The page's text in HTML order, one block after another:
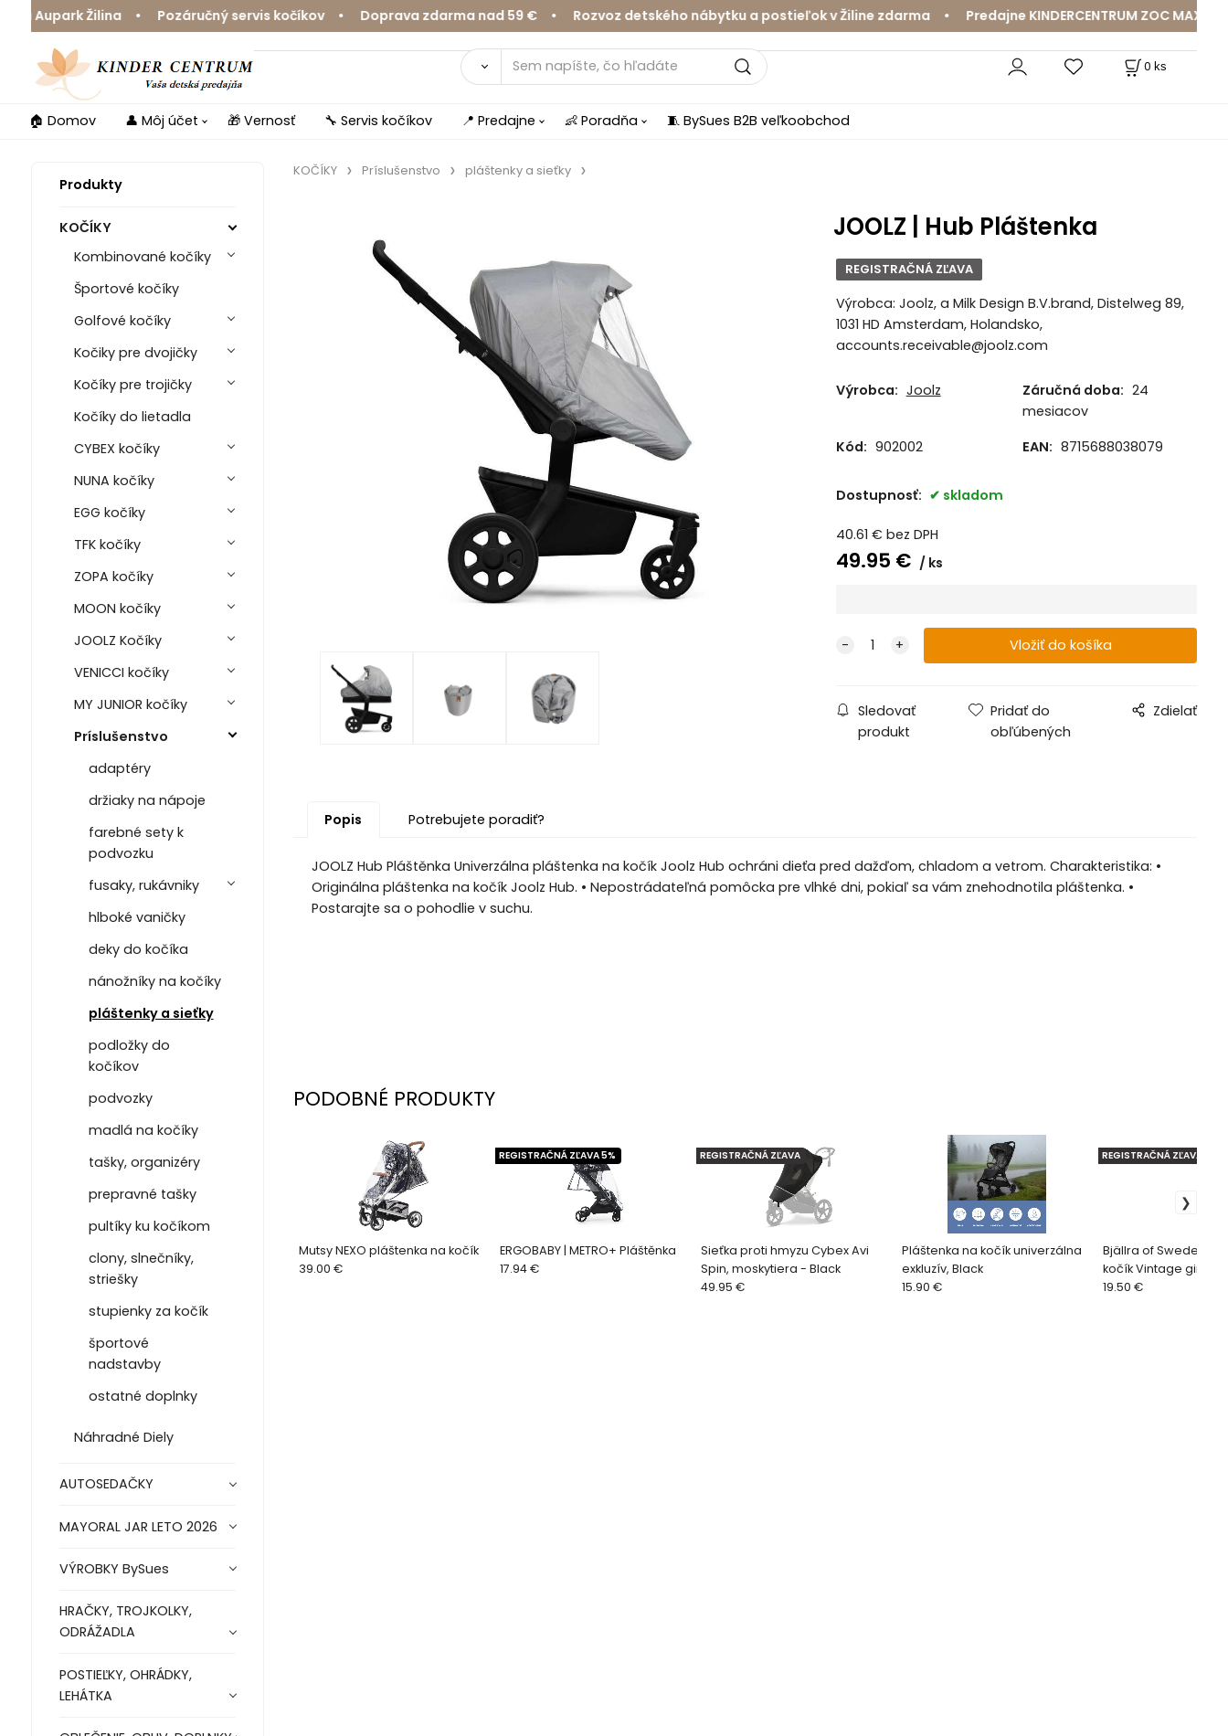
Aupark Žilina • Pozáručný servis kočíkov • Doprava zdarma nad 59 € • Rozvoz detského nábytku a postieľok v Žiline zdarma • Predajne KINDERCENTRUM ZOC MAX a
0 ks
🏠 Domov 👤 Môj účet 🎁 Vernosť 🔧 Servis kočíkov 📍 Predajne 👶 Poradňa 🧵 BySues B2B veľkoobchod
Produkty
KOČÍKY
Kombinované kočíky
Športové kočíky
Golfové kočíky
Kočiky pre dvojičky
Kočíky pre trojičky
Kočíky do lietadla
CYBEX kočíky
NUNA kočíky
EGG kočíky
TFK kočíky
ZOPA kočíky
MOON kočíky
JOOLZ Kočíky
VENICCI kočíky
MY JUNIOR kočíky
Príslušenstvo
adaptéry
držiaky na nápoje
farebné sety k
podvozku
fusaky, rukávniky
hlboké vaničky
deky do kočíka
nánožníky na kočíky
pláštenky a sieťky
podložky do
kočíkov
podvozky
madlá na kočíky
tašky, organizéry
prepravné tašky
pultíky ku kočíkom
clony, slnečníky,
striešky
stupienky za kočík
športové
nadstavby
ostatné doplnky
Náhradné Diely
AUTOSEDAČKY
MAYORAL JAR LETO 2026
VÝROBKY BySues
HRAČKY, TROJKOLKY,
ODRÁŽADLA
POSTIEĽKY, OHRÁDKY,
LEHÁTKA
KOČÍKY Príslušenstvo pláštenky a sieťky
JOOLZ | Hub Pláštenka
REGISTRAČNÁ ZĽAVA
Výrobca: Joolz, a Milk Design B.V.brand, Distelweg 89,
1031 HD Amsterdam, Holandsko,
accounts.receivable@joolz.com
Výrobca: Joolz Záručná doba: 24
mesiacov
Kód: 902002 EAN: 8715688038079
Dostupnosť: skladom
40.61 € bez DPH
49.95 € ks
Sledovať
produkt
Pridať do
obľúbených
Zdielať
Popis Potrebujete poradiť?
JOOLZ Hub Pláštěnka Univerzálna pláštenka na kočík Joolz Hub ochráni dieťa pred dažďom, chladom a vetrom. Charakteristika: •
Originálna pláštenka na kočík Joolz Hub. • Nepostrádateľná pomôcka pre vlhké dni, pokiaľ sa vám znehodnotila pláštenka. •
Postarajte sa o pohodlie v suchu.
PODOBNÉ PRODUKTY
Mutsy NEXO pláštenka na kočík
39.00 €
ERGOBABY | METRO+ Pláštěnka
REGISTRAČNÁ ZĽAVA 5%
17.94 €
Sieťka proti hmyzu Cybex Avi
Spin, moskytiera - Black
REGISTRAČNÁ ZĽAVA
49.95 €
Pláštenka na kočík univerzálna
exkluzív, Black
15.90 €
Bjällra of Sweden
kočík Vintage girl
REGISTRAČNÁ ZĽAVA
19.50 €